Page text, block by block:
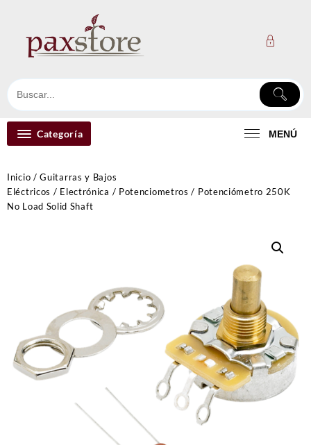
contenido
Categoría MENÚ
Inicio /Guitarras y Bajos
Eléctricos / Electrónica / Potenciometros / Potenciómetro 250K
No Load Solid Shaft